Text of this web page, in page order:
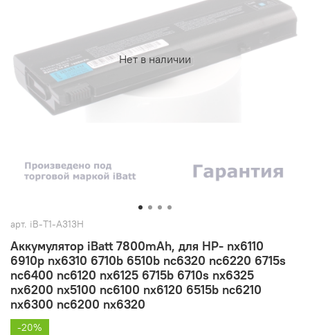
Нет в наличии
арт. iB-T1-A313H
Аккумулятор iBatt 7800mAh, для HP- nx6110
6910p nx6310 6710b 6510b nc6320 nc6220 6715s
nc6400 nc6120 nx6125 6715b 6710s nx6325
nx6200 nx5100 nc6100 nx6120 6515b nc6210
nx6300 nc6200 nx6320
-20%